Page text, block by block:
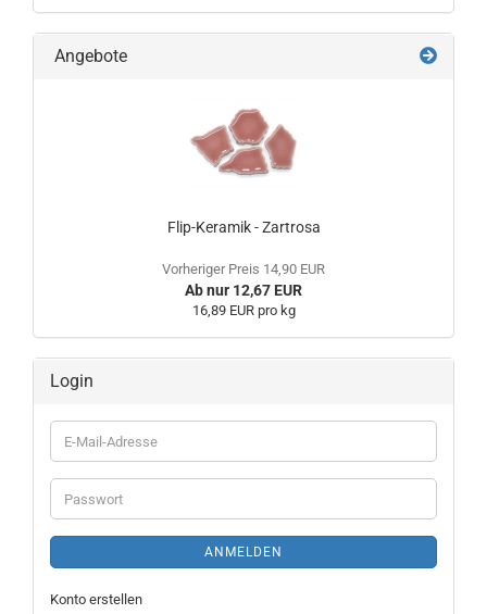
Angebote
Flip-Keramik - Zartrosa
Vorheriger Preis 14,90 EUR
Ab nur 12,67 EUR
16,89 EUR pro kg
Login
E-
Mail-
Adresse
Passwort
ANMELDEN
Konto erstellen